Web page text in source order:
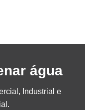
água
Industrial e